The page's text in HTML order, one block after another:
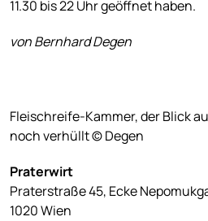
11.30 bis 22 Uhr geöffnet haben.
von Bernhard Degen
Fleischreife-Kammer, der Blick
noch verhüllt © Degen
Praterwirt
Praterstraße 45, Ecke
1020 Wien